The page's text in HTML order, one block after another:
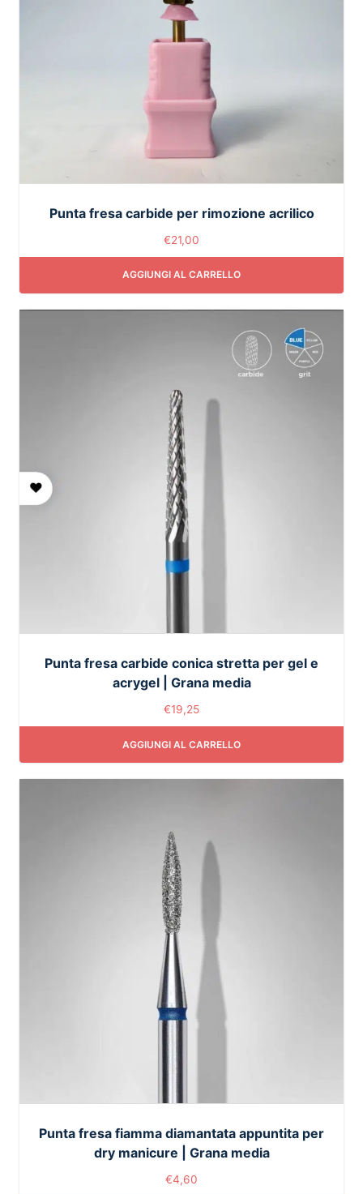
Punta fresa carbide per rimozione acrilico
€21,00
AGGIUNGI AL CARRELLO
Punta fresa carbide conica stretta per gel e
acrygel | Grana media
€19,25
AGGIUNGI AL CARRELLO
Punta fresa fiamma diamantata appuntita per
dry manicure | Grana media
€4,60